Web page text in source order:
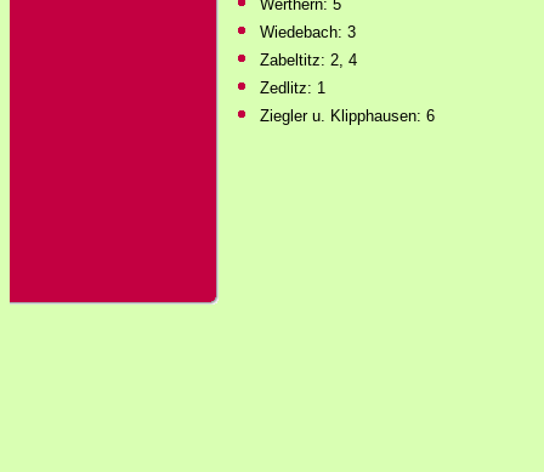
Werthern: 5
Wiedebach: 3
Zabeltitz: 2, 4
Zedlitz: 1
Ziegler u. Klipphausen: 6